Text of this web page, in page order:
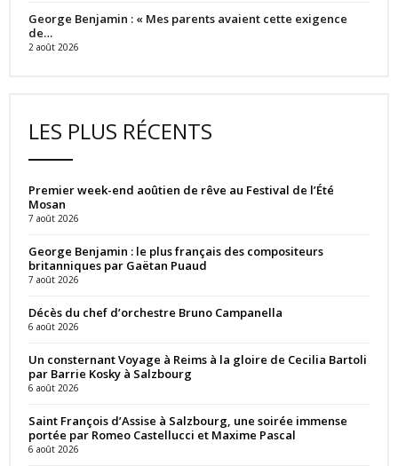
George Benjamin : « Mes parents avaient cette exigence
de…
2 août 2026
LES PLUS RÉCENTS
Premier week-end aoûtien de rêve au Festival de l’Été
Mosan
7 août 2026
George Benjamin : le plus français des compositeurs
britanniques par Gaëtan Puaud
7 août 2026
Décès du chef d’orchestre Bruno Campanella
6 août 2026
Un consternant Voyage à Reims à la gloire de Cecilia Bartoli
par Barrie Kosky à Salzbourg
6 août 2026
Saint François d’Assise à Salzbourg, une soirée immense
portée par Romeo Castellucci et Maxime Pascal
6 août 2026